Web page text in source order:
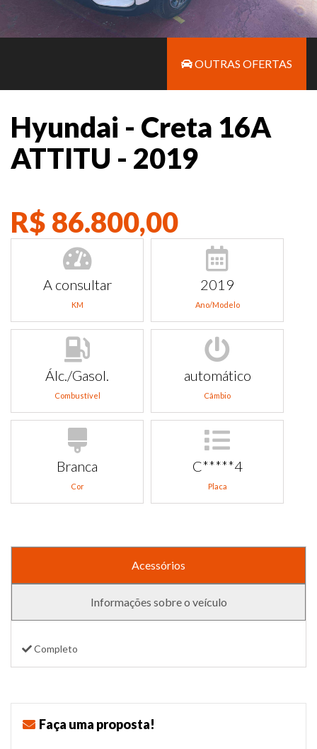
OUTRAS OFERTAS
Hyundai - Creta 16A
ATTITU - 2019
R$ 86.800,00
A consultar
KM
2019
Ano/Modelo
Álc./Gasol.
Combustível
automático
Câmbio
Branca
Cor
C*****4
Placa
Acessórios
Informações sobre o veículo
Completo
Faça uma proposta!